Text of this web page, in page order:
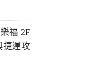
福 2F
捷運攻